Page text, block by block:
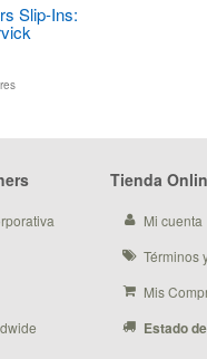
Slip-Ins:
Tienda
Mi cuenta
Términos
Mis
Estado